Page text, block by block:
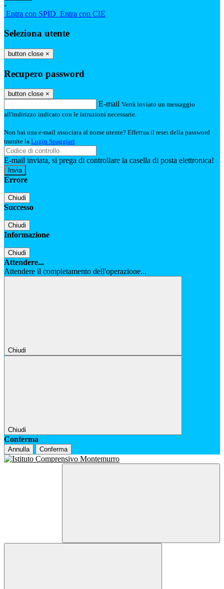
-
Entra con SPID Entra con CIE
Seleziona utente
button close ×
Recupero password
button close ×
E-mail Verrà inviato un messaggio
all'indirizzo indicato con le istruzioni necessarie.
Non hai una e-mail associata al nome utente? Effettua il reset della password
tramite la Login Spaggiari
E-mail inviata, si prega di controllare la casella di posta elettronica!
Errore
Chiudi
Successo
Chiudi
Informazione
Chiudi
Attendere...
Attendere il completamento dell'operazione...
Chiudi
Chiudi
Conferma
Annulla Conferma